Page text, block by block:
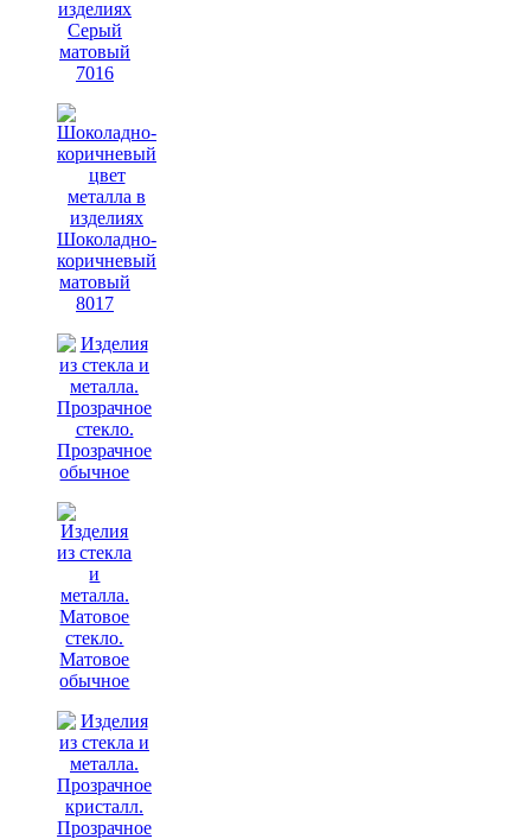
Серый
матовый
7016
Шоколадно-
коричневый
матовый
8017
Прозрачное
обычное
Матовое
обычное
Прозрачное